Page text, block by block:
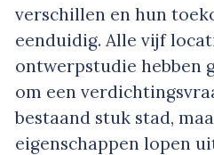
verschillen en hun
eenduidig. Alle vijf
ontwerpstudie hebben
om een
bestaand stuk stad,
eigenschappen lopen